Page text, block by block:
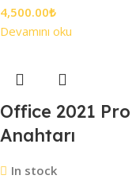
4,500.00₺
Devamını oku
Office 2021
Anahtarı
In stock